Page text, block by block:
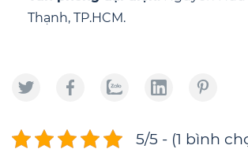
Thạnh, TP.HCM.
5/5 - (1 bình